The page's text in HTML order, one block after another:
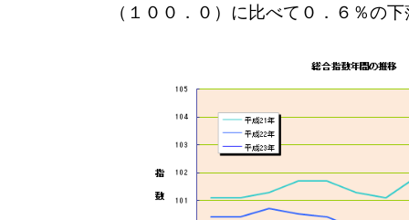
（１００．０）に比べて０．６％の